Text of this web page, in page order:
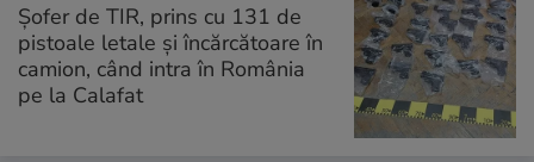
Șofer de TIR, prins cu 131 de
pistoale letale și încărcătoare în
camion, când intra în România
pe la Calafat